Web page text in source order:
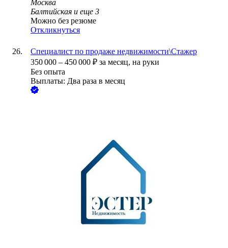
Москва
Балтийская и еще 3
Можно без резюме
Откликнуться
Специалист по продаже недвижимости\Стажер
350 000 – 450 000 ₽ за месяц, на руки
Без опыта
Выплаты: Два раза в месяц